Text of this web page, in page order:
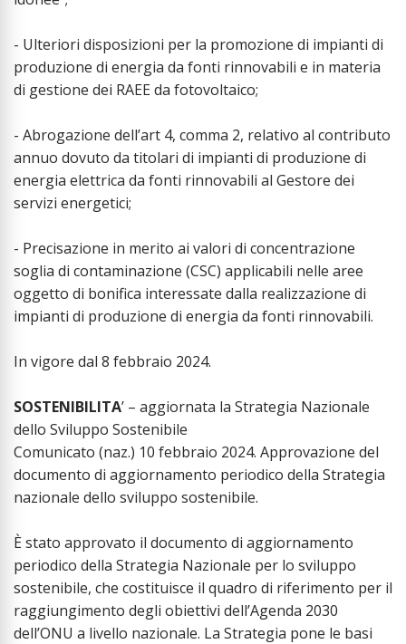
- Ulteriori disposizioni per la promozione di impianti di
produzione di energia da fonti rinnovabili e in materia
di gestione dei RAEE da fotovoltaico;
- Abrogazione dell’art 4, comma 2, relativo al contributo
annuo dovuto da titolari di impianti di produzione di
energia elettrica da fonti rinnovabili al Gestore dei
servizi energetici;
- Precisazione in merito ai valori di concentrazione
soglia di contaminazione (CSC) applicabili nelle aree
oggetto di bonifica interessate dalla realizzazione di
impianti di produzione di energia da fonti rinnovabili.
In vigore dal 8 febbraio 2024.
SOSTENIBILITA’ – aggiornata la Strategia Nazionale
dello Sviluppo Sostenibile
Comunicato (naz.) 10 febbraio 2024. Approvazione del
documento di aggiornamento periodico della Strategia
nazionale dello sviluppo sostenibile.
È stato approvato il documento di aggiornamento
periodico della Strategia Nazionale per lo sviluppo
sostenibile, che costituisce il quadro di riferimento per il
raggiungimento degli obiettivi dell’Agenda 2030
dell’ONU a livello nazionale. La Strategia pone le basi